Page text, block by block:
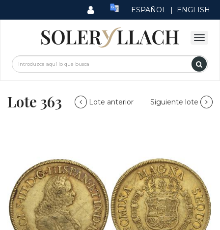
ESPAÑOL | ENGLISH
Lote 363 Lote anterior Siguiente lote